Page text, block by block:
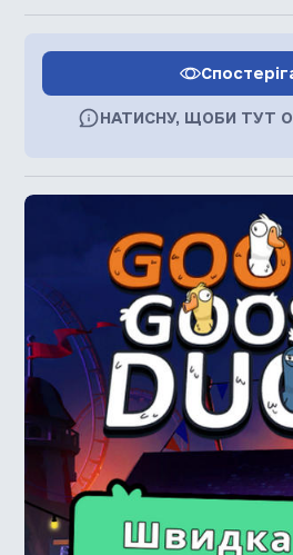
НАТИСНУ, ЩОБИ ТУТ